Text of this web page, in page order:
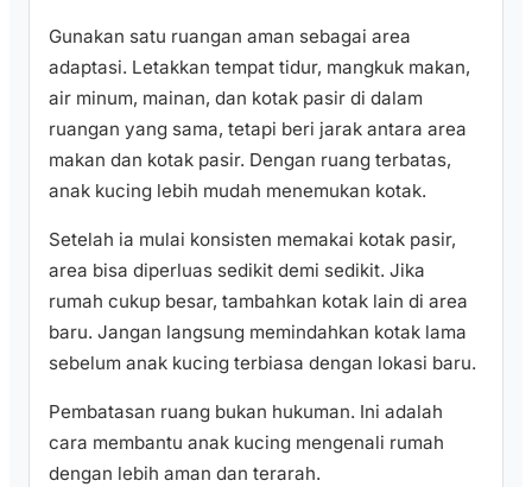
Gunakan satu ruangan aman sebagai area
adaptasi. Letakkan tempat tidur, mangkuk makan,
air minum, mainan, dan kotak pasir di dalam
ruangan yang sama, tetapi beri jarak antara area
makan dan kotak pasir. Dengan ruang terbatas,
anak kucing lebih mudah menemukan kotak.
Setelah ia mulai konsisten memakai kotak pasir,
area bisa diperluas sedikit demi sedikit. Jika
rumah cukup besar, tambahkan kotak lain di area
baru. Jangan langsung memindahkan kotak lama
sebelum anak kucing terbiasa dengan lokasi baru.
Pembatasan ruang bukan hukuman. Ini adalah
cara membantu anak kucing mengenali rumah
dengan lebih aman dan terarah.